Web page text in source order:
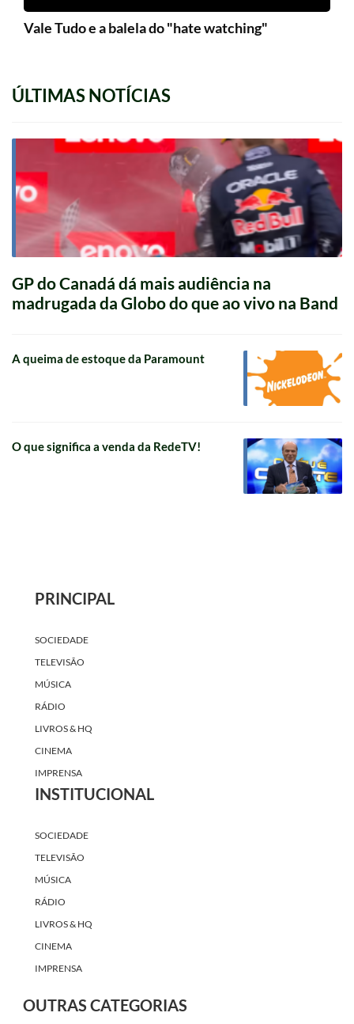
Vale Tudo e a balela do "hate watching"
ÚLTIMAS NOTÍCIAS
GP do Canadá dá mais audiência na
madrugada da Globo do que ao vivo na Band
A queima de estoque da Paramount
O que significa a venda da RedeTV!
PRINCIPAL
SOCIEDADE
TELEVISÃO
MÚSICA
RÁDIO
LIVROS & HQ
CINEMA
IMPRENSA
INSTITUCIONAL
SOCIEDADE
TELEVISÃO
MÚSICA
RÁDIO
LIVROS & HQ
CINEMA
IMPRENSA
OUTRAS CATEGORIAS